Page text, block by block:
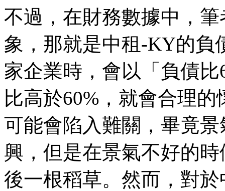
不過，在財務數據中，
象，那就是中租-KY的負
家企業時，會以「負債
比高於60%，就會合理
可能會陷入難關，畢竟
興，但是在景氣不好的
後一根稻草。然而，對